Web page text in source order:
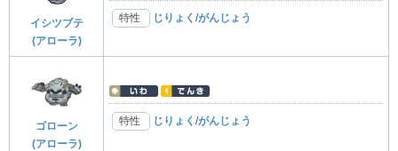
イシツブテ
(アローラ)
特性 じりょく /がんじょう
ゴローン
(アローラ)
特性 じりょく /がんじょう